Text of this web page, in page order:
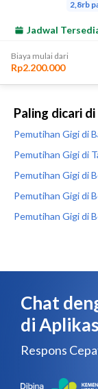
Paling dicari
Pemutihan Gigi di
Pemutihan Gigi di
Pemutihan Gigi di
Pemutihan Gigi di
Pemutihan Gigi di